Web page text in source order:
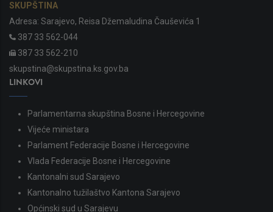
SKUPŠTINA
Adresa: Sarajevo, Reisa Džemaludina Čauševića 1
387 33 562-044
387 33 562-210
skupstina@skupstina.ks.gov.ba
LINKOVI
Parlamentarna skupština Bosne i Hercegovine
Vijeće ministara
Parlament Federacije Bosne i Hercegovine
Vlada Federacije Bosne i Hercegovine
Kantonalni sud Sarajevo
Kantonalno tužilaštvo Kantona Sarajevo
Općinski sud u Sarajevu